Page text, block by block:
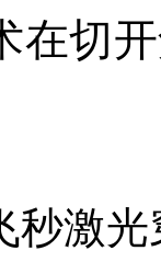
在切
秒激